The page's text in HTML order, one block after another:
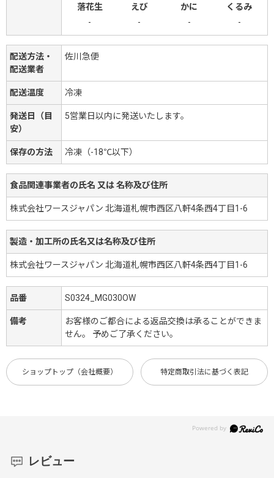
落花生 えび かに
くるみ
-
- - -
配送方法・
配送業者
佐川急便
配送温度 冷凍
発送日（目
安）
5営業日以内に発送いたします。
保存の方法 冷凍（-18℃以下）
食品関連事業者の氏名 又は 名称及び住所
株式会社ワースジャパン 北海道札幌市西区八軒4条西4丁目1-6
製造・加工所の氏名又は名称及び住所
株式会社ワースジャパン 北海道札幌市西区八軒4条西4丁目1-6
品番 S0324_MG030OW
備考
お客様のご都合による返品交換は承ることができま
せん。 予めご了承ください。
ショップトップ（会社概要） 特定商取引法に基づく表記
レビュー